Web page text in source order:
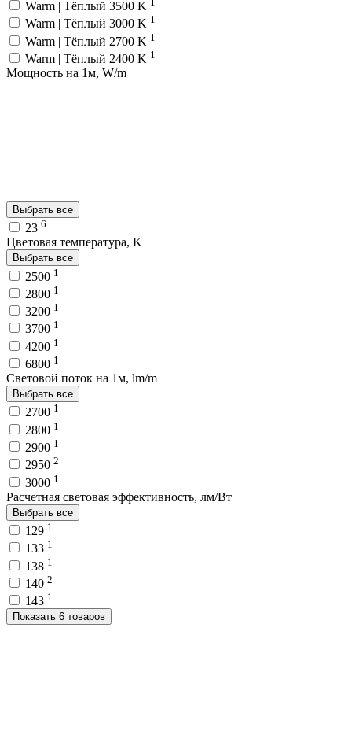
Warm | Тёплый 3500 K
Warm | Тёплый 3000 K 1
Warm | Тёплый 2700 K 1
Warm | Тёплый 2400 K 1
Мощность на 1м, W/m
Выбрать все
23 6
Цветовая температура, K
Выбрать все
2500 1
2800 1
3200 1
3700 1
4200 1
6800 1
Световой поток на 1м, lm/m
Выбрать все
2700 1
2800 1
2900 1
2950 2
3000 1
Расчетная световая эффективность, лм/Вт
Выбрать все
129 1
133 1
138 1
140 2
143 1
Показать 6 товаров